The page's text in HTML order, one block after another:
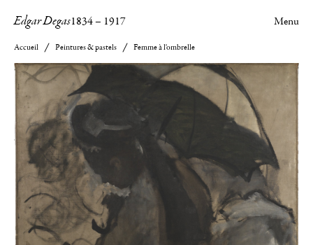
Edgar Degas1834– 1917 Menu
Accueil Peintures & pastels Femme à l'ombrelle